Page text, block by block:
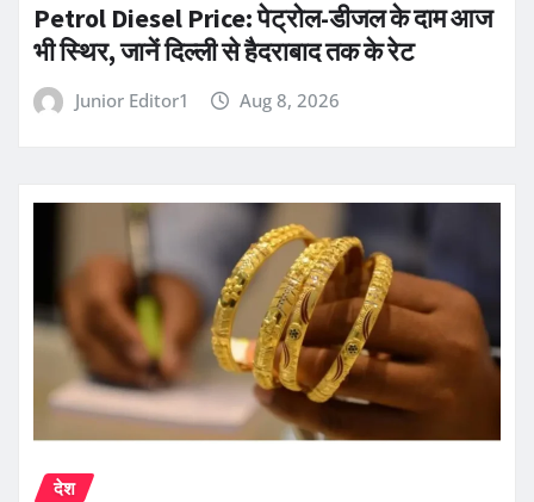
Petrol Diesel Price: पेट्रोल-डीजल के दाम आज
भी स्थिर, जानें दिल्ली से हैदराबाद तक के रेट
Junior Editor1 Aug 8, 2026
देश